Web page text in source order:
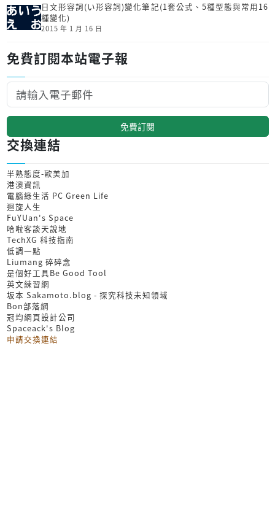
日文形容詞(い形容詞)變化筆記(1套公式、5種型態與常用16
種變化)
2015 年 1 月 16 日
免費訂閱本站電子報
免費訂閱
交換連結
半熟態度-歐美加
港澳資訊
電腦綠生活 PC Green Life
迴旋人生
FuYUan's Space
哈啦客談天說地
TechXG 科技指南
低調一點
Liumang 碎碎念
是個好工具Be Good Tool
英文練習網
坂本 Sakamoto.blog - 探究科技未知領域
Bon部落網
冠均網頁設計公司
Spaceack's Blog
申請交換連結